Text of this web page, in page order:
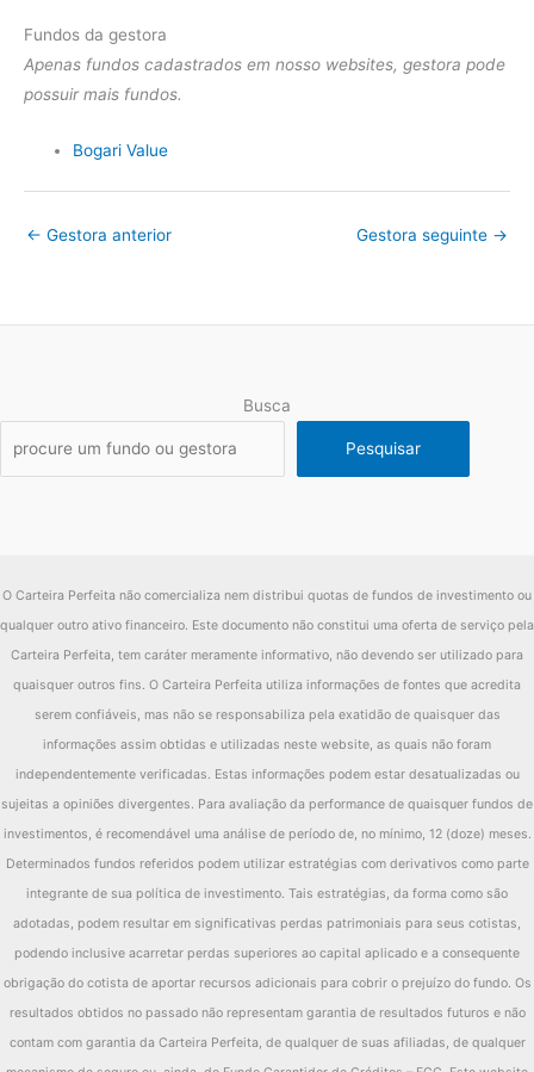
Fundos da gestora
Apenas fundos cadastrados em nosso websites, gestora pode
possuir mais fundos.
Bogari Value
← Gestora anterior Gestora seguinte →
Busca
Pesquisar
O Carteira Perfeita não comercializa nem distribui quotas de fundos de investimento ou
qualquer outro ativo financeiro. Este documento não constitui uma oferta de serviço pela
Carteira Perfeita, tem caráter meramente informativo, não devendo ser utilizado para
quaisquer outros fins. O Carteira Perfeita utiliza informações de fontes que acredita
serem confiáveis, mas não se responsabiliza pela exatidão de quaisquer das
informações assim obtidas e utilizadas neste website, as quais não foram
independentemente verificadas. Estas informações podem estar desatualizadas ou
sujeitas a opiniões divergentes. Para avaliação da performance de quaisquer fundos de
investimentos, é recomendável uma análise de período de, no mínimo, 12 (doze) meses.
Determinados fundos referidos podem utilizar estratégias com derivativos como parte
integrante de sua política de investimento. Tais estratégias, da forma como são
adotadas, podem resultar em significativas perdas patrimoniais para seus cotistas,
podendo inclusive acarretar perdas superiores ao capital aplicado e a consequente
obrigação do cotista de aportar recursos adicionais para cobrir o prejuízo do fundo. Os
resultados obtidos no passado não representam garantia de resultados futuros e não
contam com garantia da Carteira Perfeita, de qualquer de suas afiliadas, de qualquer